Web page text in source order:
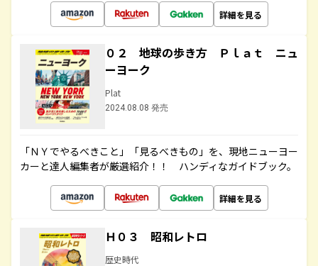
詳細を見る
０２ 地球の歩き方 Ｐｌａｔ ニュ
ーヨーク
Plat
2024.08.08 発売
「ＮＹでやるべきこと」「見るべきもの」を、現地ニューヨー
カーと達人編集者が厳選紹介！！ ハンディなガイドブック。
詳細を見る
Ｈ０３ 昭和レトロ
歴史時代